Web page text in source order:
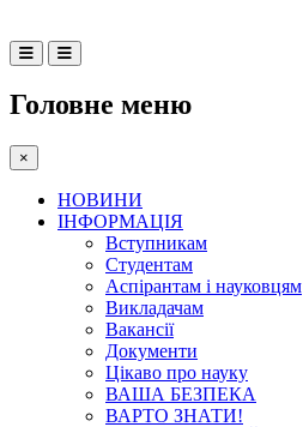
Головне меню
×
НОВИНИ
ІНФОРМАЦІЯ
Вступникам
Студентам
Аспірантам і науковцям
Викладачам
Вакансії
Документи
Цікаво про науку
ВАША БЕЗПЕКА
ВАРТО ЗНАТИ!